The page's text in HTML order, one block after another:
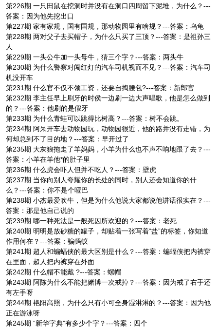
第226期 一只田鼠在挖洞时并没有在洞口四周留下泥堆，为什么？---
答案：因为他先挖出口
第227期 家有家规，国有国规，那动物园里有啥规？---答案：乌龟
第228期 两对父子去买帽子，为什么只买了三顶？---答案：是祖孙三
人
第229期 一头公牛加一头母牛，猜三个字？---答案：两头牛
第230期 为什么警察对闯红灯的汽车司机视而不见？---答案：汽车司
机没开车
第231期 什么官不仅不领工资，还要自掏腰包?---答案：新郎官
第232期 李主任早上刷牙的时侯一边刷一边大声唱歌，他是怎么做到
的？---答案：他刷的是假牙
第233期 为什么青蛙可以跳得比树高？---答案：树不会跳。
第234期 阿呆开车去动物园玩，动物园很近，他的路并没有走错，为
何却总到不了目的地？---答案：早开过了
第235期 大灰狼拖走了羊妈妈，小羊为什么也不声不响地跟了去？---
答案：小羊在羊他*的肚子里
第236期 什么虎会吓人但并不吃人？---答案：壁虎
第237期 当你向别人夸耀你的长处的同时，别人还会知道你的什
么？---答案：你不是个哑巴
第238期 小杰最爱吹牛，但是为什么他说大家都说他讲话很实在？---
答案：那是他自己说的
第239期 哪一种死法是一般死囚所欢迎的？---答案：老死
第240期 明明是放砂糖的罐子，却贴着一张写着“盐”的标签，你知道
作用何在？---答案：骗蚂蚁
第241期 超人和蝙蝠侠的最大区别是什么？---答案：蝙蝠侠把内裤穿
在里面，超人把内裤穿在外面
第242期 什么帽不能戴 ?---答案：螺帽
第243期 阿陈为什么不能把赌博一次戒掉？---答案：因为戒了右手还
有左手呀
第244期 艳阳高照，为什么只有小可全身湿淋淋的？---答案：因为他
正在游泳呀
第245期 “新华字典”有多少个字？---答案：四个